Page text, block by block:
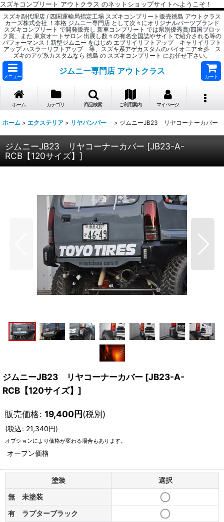
スズキコンプリート アウトクラス のネットショップサイトへようこそ！
スズキ副代理店 / 四国運輸局指定工場 スズキコンプリート販売徳島 アウトクラス
カーズ株式会社 ！本格 ジムニー専門店 として次々にオリジナルパーツブランド
スズキコンプリート で開発販売し 新車コンプリート では県別優秀賞/四国ブロッ
ク賞、また 東京オートサロン 出展し数々の有名全国誌やサイトで紹介される等の
パフォーマンス！新型ジムニー をはじめ エブリイリフトアップ キャリイリフト
アップ ハスラーリフトアップ 等、スズキ系アゲカスタムのパイオニア☆彡 ス
ズキのアゲ系カスタムなら 徳島 の スズキコンプリート にお任せ下さい。
メニュー
ジムニー専門店 アウトクラス
カート
ホーム カテゴリ 商品検索 ご利用案内 マイページ
ホーム > エクステリア > リヤバンパー > ジムニーJB23 リヤコーナーカバー
ジムニーJB23 リヤコーナーカバー [JB23-A-
RCB【120サイズ】 ]
ジムニーJB23 リヤコーナーカバー [JB23-A-
RCB【120サイズ】 ]
販売価格: 19,400円(税別)
(税込: 21,340円)
オプションにより価格が変わる場合もあります。
オープン価格
塗装
選択
無 未塗装
有 ラプターブラック